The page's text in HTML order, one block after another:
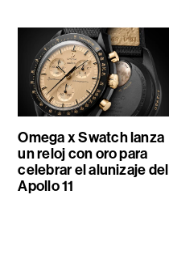
Omega x Swatch lanza
un reloj con oro para
celebrar el alunizaje del
Apollo 11